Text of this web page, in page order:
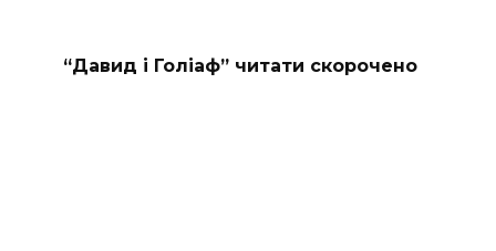
“Давид і Голіаф” читати скорочено